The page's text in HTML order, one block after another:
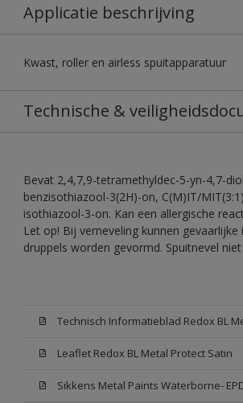
Applicatie beschrijving
Kwast, roller en airless spuitapparatuur
Technische &
Bevat 2,4,7,9-tetramethyldec-5-yn-4,7-
benzisothiazool-3(2H)-on, C(M)IT/
isothiazool-3-on. Kan een allergische
Let op! Bij verneveling kunnen gevaarlijke
druppels worden gevormd. Spuitnevel
Leaflet Redox BL Metal Protect Satin